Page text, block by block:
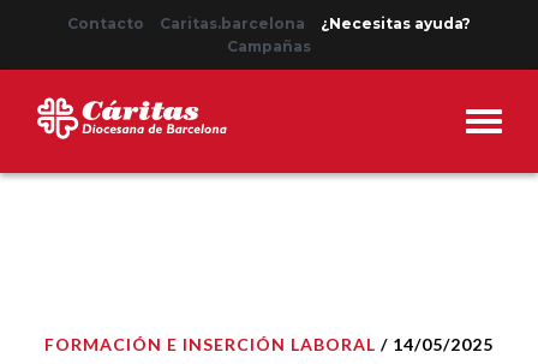
Contacto Caritas.barcelona
¿Necesitas ayuda?
Campañas
FORMACIÓN E INSERCIÓN LABORAL / 14/05/2025